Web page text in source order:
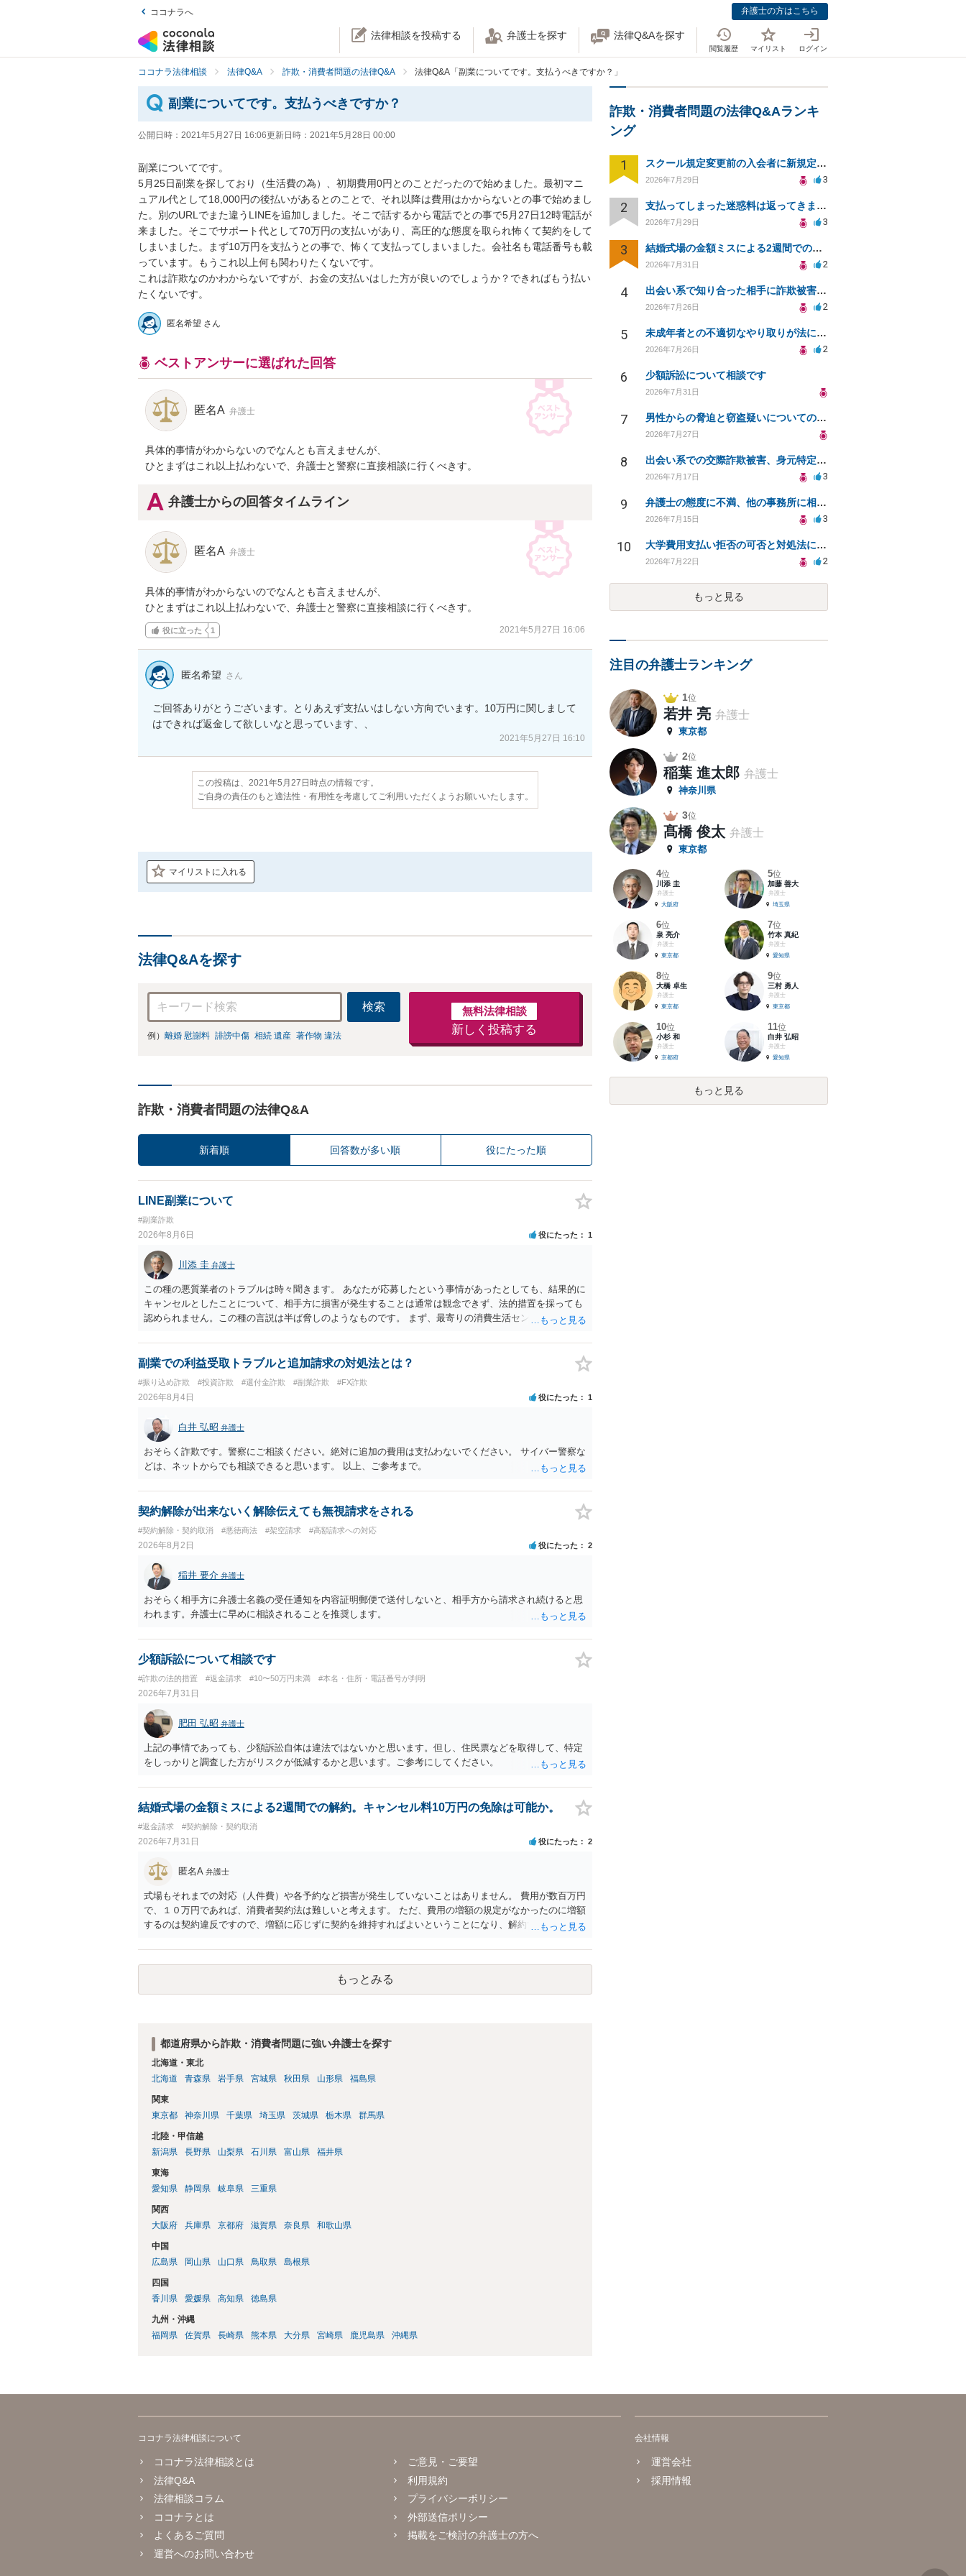
ココナラへ 弁護士の方はこちら
法律相談を投稿する 弁護士を探す 法律Q&Aを探す
閲覧履歴 マイリスト ログイン
ココナラ法律相談 法律Q&A 詐欺・消費者問題の法律Q&A 法律Q&A「副業についてです。支払うべきですか？」
副業についてです。支払うべきですか？
公開日時： 2021年5月27日 16:06更新日時： 2021年5月28日 00:00
副業についてです。
5月25日副業を探しており（生活費の為）、初期費用0円とのことだったので始めました。最初マニ
ュアル代として18,000円の後払いがあるとのことで、それ以降は費用はかからないとの事で始めまし
た。別のURLでまた違うLINEを追加しました。そこで話するから電話でとの事で5月27日12時電話が
来ました。そこでサポート代として70万円の支払いがあり、高圧的な態度を取られ怖くて契約をして
しまいました。まず10万円を支払うとの事で、怖くて支払ってしまいました。会社名も電話番号も載
っています。もうこれ以上何も関わりたくないです。
これは詐欺なのかわからないですが、お金の支払いはした方が良いのでしょうか？できればもう払い
たくないです。
匿名希望 さん
ベストアンサーに選ばれた回答
匿名A 弁護士
具体的事情がわからないのでなんとも言えませんが、
ひとまずはこれ以上払わないで、弁護士と警察に直接相談に行くべきす。
弁護士からの回答タイムライン
匿名A 弁護士
具体的事情がわからないのでなんとも言えませんが、
ひとまずはこれ以上払わないで、弁護士と警察に直接相談に行くべきす。
役に立った 1 2021年5月27日 16:06
匿名希望 さん
ご回答ありがとうございます。とりあえず支払いはしない方向でいます。10万円に関しまして
はできれば返金して欲しいなと思っています、、
2021年5月27日 16:10
この投稿は、2021年5月27日時点の情報です。
ご自身の責任のもと適法性・有用性を考慮してご利用いただくようお願いいたします。
マイリストに入れる
法律Q&Aを探す
検索
例） 離婚 慰謝料 誹謗中傷 相続 遺産 著作物 違法
無料法律相談
新しく投稿する
詐欺・消費者問題の法律Q&A
新着順 回答数が多い順 役にたった順
LINE副業について
#副業詐欺
2026年8月6日 役にたった 1
川添 圭 弁護士
この種の悪質業者のトラブルは時々聞きます。 あなたが応募したという事情があったとしても、結果的に
キャンセルとしたことについて、相手方に損害が発生することは通常は観念できず、法的措置を採っても
認められません。この種の言説は半ば脅しのようなものです。 まず、最寄りの消費生活センターへ相談
ば、弁護士へ依頼して警告してもらうことも必要になるかもしれません。
副業での利益受取トラブルと追加請求の対処法とは？
#振り込め詐欺 #投資詐欺 #還付金詐欺 #副業詐欺 #FX詐欺
2026年8月4日 役にたった 1
白井 弘昭 弁護士
おそらく詐欺です。警察にご相談ください。絶対に追加の費用は支払わないでください。 サイバー警察な
どは、ネットからでも相談できると思います。 以上、ご参考まで。
契約解除が出来ないく解除伝えても無視請求をされる
#契約解除・契約取消 #悪徳商法 #架空請求 #高額請求への対応
2026年8月2日 役にたった 2
稲井 要介 弁護士
おそらく相手方に弁護士名義の受任通知を内容証明郵便で送付しないと、相手方から請求され続けると思
われます。弁護士に早めに相談されることを推奨します。
少額訴訟について相談です
#詐欺の法的措置 #返金請求 #10〜50万円未満 #本名・住所・電話番号が判明
2026年7月31日
肥田 弘昭 弁護士
上記の事情であっても、少額訴訟自体は違法ではないかと思います。但し、住民票などを取得して、特定
をしっかりと調査した方がリスクが低減するかと思います。ご参考にしてください。
結婚式場の金額ミスによる2週間での解約。キャンセル料10万円の免除は可能か。
#返金請求 #契約解除・契約取消
2026年7月31日 役にたった 2
匿名A 弁護士
式場もそれまでの対応（人件費）や各予約など損害が発生していないことはありません。 費用が数百万円
で、１０万円であれば、消費者契約法は難しいと考えます。 ただ、費用の増額の規定がなかったのに増額
するのは契約違反ですので、増額に応じずに契約を維持すればよいということになり、解約するのは理由
もっとみる
都道府県から詐欺・消費者問題に強い弁護士を探す
北海道・東北
北海道
青森県 岩手県 宮城県 秋田県 山形県 福島県
関東
東京都
神奈川県 千葉県 埼玉県 茨城県 栃木県 群馬県
北陸・甲信越
新潟県
長野県 山梨県 石川県 富山県 福井県
東海
愛知県
静岡県 岐阜県 三重県
関西
大阪府
兵庫県 京都府 滋賀県 奈良県 和歌山県
中国
広島県
岡山県 山口県 鳥取県 島根県
四国
香川県
愛媛県 高知県 徳島県
九州・沖縄
福岡県
佐賀県 長崎県 熊本県 大分県 宮崎県 鹿児島県 沖縄県
詐欺・消費者問題の法律Q&Aランキ
ング
1 スクール規定変更前の入会者に新規定は適用されるのか
2026年7月29日 3
2 支払ってしまった迷惑料は返ってきますか？
2026年7月29日 3
3 結婚式場の金額ミスによる2週間での解約。キャンセル料10万円の免除は可能か。
2026年7月31日 2
4 出会い系で知り合った相手に詐欺被害、免許証の悪用リスクと対策。
2026年7月26日 2
5 未成年者との不適切なやり取りが法に触れる可能性と対処法
2026年7月26日 2
6 少額訴訟について相談です
2026年7月31日
7 男性からの脅迫と窃盗疑いについての法的対処法
2026年7月27日
8 出会い系での交際詐欺被害、身元特定と返金請求の方法は？
2026年7月17日 3
9 弁護士の態度に不満、他の事務所に相談すべきか？
2026年7月15日 3
10 大学費用支払い拒否の可否と対処法について知りたい
2026年7月22日 2
もっと見る
注目の弁護士ランキング
1位
若井 亮 弁護士
東京都
2位
稲葉 進太郎 弁護士
神奈川県
3位
髙橋 俊太 弁護士
東京都
4位
川添 圭
弁護士
大阪府
5位
加藤 善大
弁護士
埼玉県
6位
泉 亮介
弁護士
東京都
7位
竹本 真紀
弁護士
愛知県
8位
大橋 卓生
弁護士
東京都
9位
三村 勇人
弁護士
東京都
10位
小杉 和
弁護士
京都府
11位
白井 弘昭
弁護士
愛知県
もっと見る
ココナラ法律相談について
ココナラ法律相談とは
法律Q&A
法律相談コラム
ココナラとは
よくあるご質問
運営へのお問い合わせ
ご意見・ご要望
利用規約
プライバシーポリシー
外部送信ポリシー
掲載をご検討の弁護士の方へ
会社情報
運営会社
採用情報